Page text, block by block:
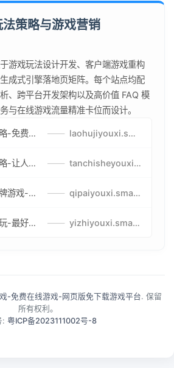
法策略与游戏营销
游戏玩法设计开发、客户端游戏重构
成式引擎落地页矩阵。每个站点均配
、跨平台开发架构以及高价值 FAQ 模
与在线游戏流量精准卡位而设计。
老虎机游戏攻略-免费试玩的老虎机游戏-老虎机游戏币兑换方式 —— laohujiyouxi.smartwatchmanufacturer.cn
贪吃蛇游戏策略-让人头大的贪吃蛇游戏-贪吃蛇游戏攻略指南 —— tanchisheyouxicelv.smartwatchmanufacturer.cn
比较好玩的棋牌游戏-高难度棋牌游戏-棋牌游戏到底怎么玩 —— qipaiyouxi.smartwatchmanufacturer.cn
益智游戏免费玩-最好的益智游戏-有趣的益智游戏策略 —— yizhiyouxi.smartwatchmanufacturer.cn
-免费在线游戏-网页版免下载游戏平台. 保留
所有权利。
: 粤ICP备2023111002号-8